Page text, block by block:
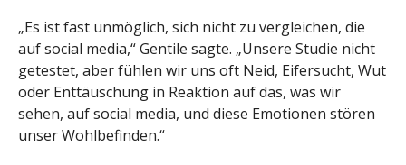
„Es ist fast unmöglich, sich nicht zu vergleichen, die
auf social media,“ Gentile sagte. „Unsere Studie nicht
getestet, aber fühlen wir uns oft Neid, Eifersucht, Wut
oder Enttäuschung in Reaktion auf das, was wir
sehen, auf social media, und diese Emotionen stören
unser Wohlbefinden.“